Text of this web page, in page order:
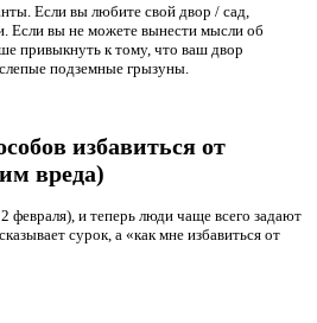
Если вы любите свой двор / сад,
Если вы не можете вынести мысли об
привыкнуть к тому, что ваш двор
подземные грызуны.
избавиться от
вреда)
февраля), и теперь люди чаще всего задают
сурок, а «как мне избавиться от